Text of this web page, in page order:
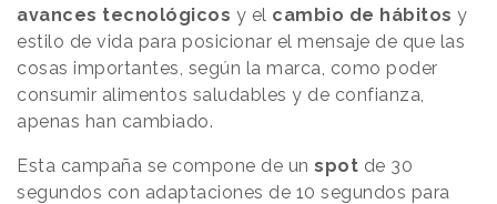
avances tecnológicos y el cambio de hábitos y
estilo de vida para posicionar el mensaje de que las
cosas importantes, según la marca, como poder
consumir alimentos saludables y de confianza,
apenas han cambiado.
Esta campaña se compone de un spot de 30
segundos con adaptaciones de 10 segundos para